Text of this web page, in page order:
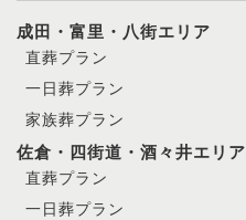
成田・富里・八街エリア
直葬プラン
一日葬プラン
家族葬プラン
佐倉・四街道・酒々井エリア
直葬プラン
一日葬プラン